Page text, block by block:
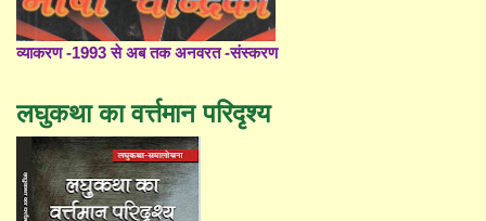
व्याकरण -1993 से अब तक अनवरत -संस्करण
लघुकथा का वर्त्तमान परिदृश्य